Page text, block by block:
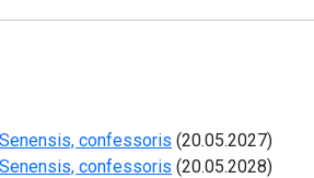
confessoris (20.05.2027)
confessoris (20.05.2028)